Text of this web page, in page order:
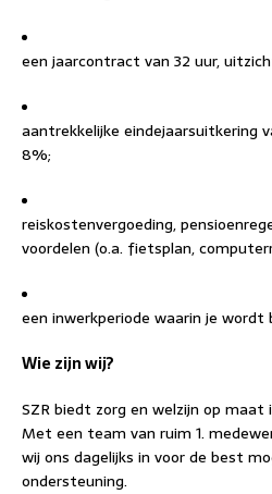
een jaarcontract van 32 uur,
aantrekkelijke eindejaarsuitkering
8%;
reiskostenvergoeding,
voordelen (o.a. fietsplan,
een inwerkperiode waarin je wordt
Wie zijn wij?
SZR biedt zorg en welzijn op maat
Met een team van ruim 1.
wij ons dagelijks in voor de best
ondersteuning.